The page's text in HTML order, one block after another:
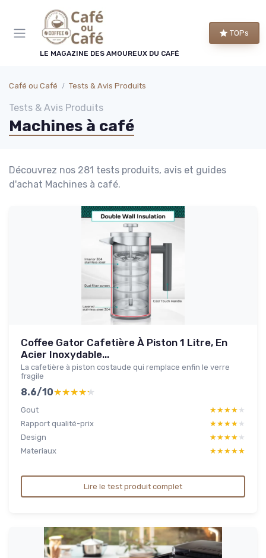
LE MAGAZINE DES AMOUREUX DU CAFÉ
TOPs
Café ou Café Tests & Avis Produits
Tests & Avis Produits
Machines à café
Découvrez nos 281 tests produits, avis et guides
d'achat Machines à café.
Coffee Gator Cafetière À Piston 1 Litre, En
Acier Inoxydable...
La cafetière à piston costaude qui remplace enfin le verre
fragile
8.6/10★★★★★
★★★★★
Gout ★★★★★
★★★★★
Rapport qualité-prix
★★★★★
★★★★★
Design
★★★★★
★★★★★
Materiaux
★★★★★
★★★★★
Lire le test produit complet
Panneau de gestion des cookies